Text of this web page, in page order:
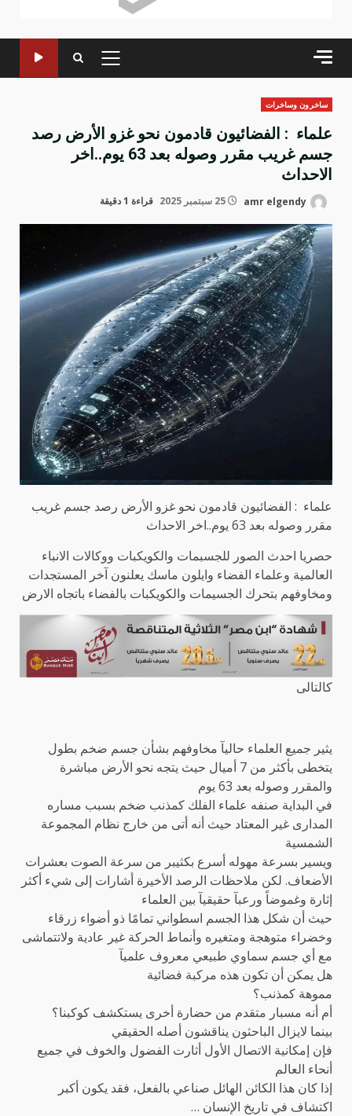
القائمة
الرئيسية
ساخرون وساخرات
علماء : الفضائيون قادمون نحو غزو الأرض رصد
جسم غريب مقرر وصوله بعد 63 يوم..اخر
الاحداث
قراءة 1 دقيقة
علماء : الفضائيون قادمون نحو غزو الأرض رصد جسم غريب
مقرر وصوله بعد 63 يوم..اخر الاحداث
حصريا احدث الصور للجسبمات والكويكبات ووكالات الانباء
العالمية وعلماء الفضاء وايلون ماسك يعلنون آخر المستجدات
ومخاوفهم بتحرك الجسيمات والكويكبات بالفضاء باتجاه الارض
كالتالى
يثير جميع العلماء حاليآ مخاوفهم بشأن جسم ضخم بطول
يتخطى بأكثر من 7 أميال حيث يتجه نحو الأرض مباشرة
والمقرر وصوله بعد 63 يوم
في البداية صنفه علماء الفلك كمذنب ضخم بسبب مساره
المدارى غير المعتاد حيث أنه أتى من خارج نظام المجموعة
الشمسية
ويسير بسرعة مهوله أسرع بكثيبر من سرعة الصوت بعشرات
الأضعاف. لكن ملاحظات الرصد الأخيرة أشارات إلى شيء أكثر
إثارة وغموضاً ورعبآ حقيقيآ بين العلماء
حيث أن شكل هذا الجسم اسطواني تمامًا ذو أضواء زرقاء
وخضراء متوهجة ومتغيره وأنماط الحركة غير عادية ولاتتماشى
مع أي جسم سماوي طبيعي معروف علميآ
هل يمكن أن تكون هذه مركبة فضائية
مموهة كمذنب؟
أم أنه مسبار متقدم من حضارة أخرى يستكشف كوكبنا؟
بينما لايزال الباحثون يناقشون أصله الحقيقي
فإن إمكانية الاتصال الأول أثارت الفضول والخوف في جميع
أنحاء العالم
إذا كان هذا الكائن الهائل صناعي بالفعل، فقد يكون أكبر
اكتشاف في تاريخ الإنسان …